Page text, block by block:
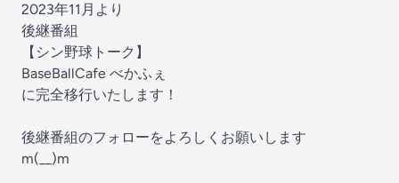
2023年11月より
後継番組
【シン野球トーク】
BaseBallCafe べかふぇ
に完全移行いたします！
後継番組のフォローをよろしくお願いします
m(__)m